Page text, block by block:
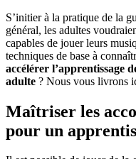
S’initier à la pratique de la
général, les adultes
capables de jouer leurs
techniques de base à
accélérer l’apprentissage
adulte ? Nous vous livrons
Maîtriser les
pour un